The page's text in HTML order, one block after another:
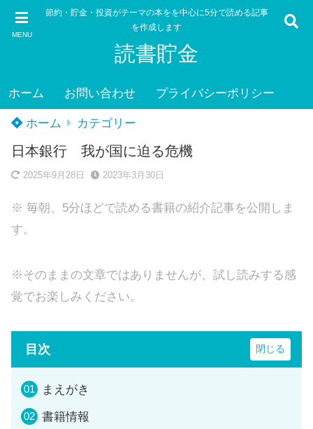
MENU
節約・貯金・投資がテーマの本をを中心に5分で読める記事
を作成します
読書貯金
ホーム お問い合わせ プライバシーポリシー
ホーム カテゴリー
日本銀行 我が国に迫る危機
2025年9月28日 2023年3月30日
※ 毎朝、5分ほどで読める書籍の紹介記事を公開しま
す。
※そのままの文章ではありませんが、試し読みする感
覚でお楽しみください。
目次
まえがき
書籍情報